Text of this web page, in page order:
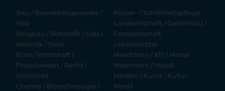
Bau / Baunebengewerbe /
Holz
Bergbau / Rohstoffe / Glas /
Keramik / Stein
Büro / Wirtschaft /
Finanzwesen / Recht /
Sicherheit
Chemie / Biotechnologie /
Körper- / Schönheitspflege
Landwirtschaft / Gartenbau /
Forstwirtschaft
Lebensmittel
Maschinen / Kfz / Metall
Maschinen / Metall
Medien / Kunst / Kultur
Metall